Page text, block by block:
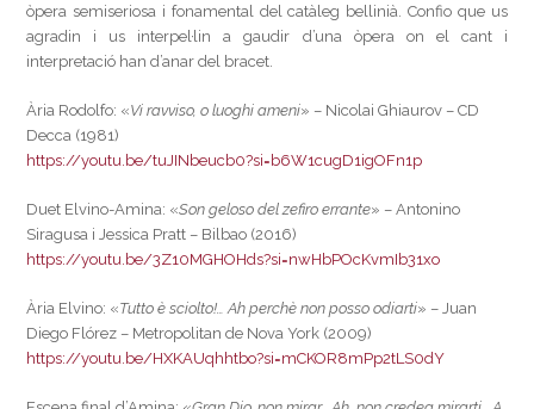
òpera semiseriosa i fonamental del catàleg bellinià. Confio que us
agradin i us interpel·lin a gaudir d’una òpera on el cant i
interpretació han d’anar del bracet.
Ària Rodolfo: «Vi ravviso, o luoghi ameni» – Nicolai Ghiaurov – CD
Decca (1981)
https://youtu.be/tuJINbeucb0?si=b6W1cugD1igOFn1p
Duet Elvino-Amina: «Son geloso del zefiro errante» – Antonino
Siragusa i Jessica Pratt – Bilbao (2016)
https://youtu.be/3Z10MGHOHds?si=nwHbPOcKvmIb31xo
Ària Elvino: «Tutto è sciolto!… Ah perchè non posso odiarti» – Juan
Diego Flórez – Metropolitan de Nova York (2009)
https://youtu.be/HXKAUqhhtbo?si=mCKOR8mPp2tLS0dY